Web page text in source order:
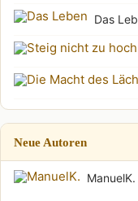
Das
Neue Autoren
ManuelK.